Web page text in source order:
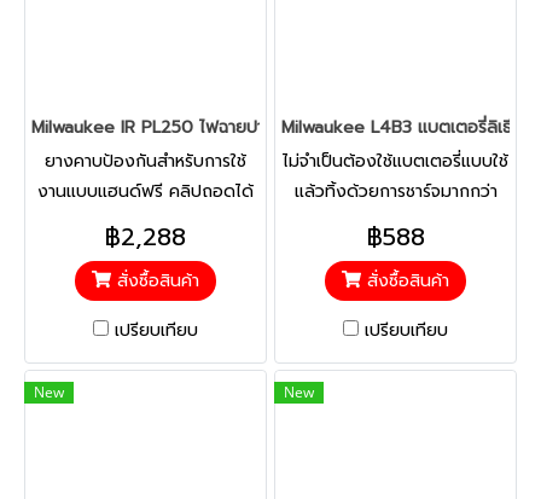
Milwaukee IR PL250 ไฟฉายปากกา แบบชาร์จไฟได้ 250 ลูเมน
ยางคาบป้องกันสำหรับการใช้
งานแบบแฮนด์ฟรี คลิปถอดได้
เพื่อการยึดติดที่เหมาะสมที่สุด
฿2,288
สั่งซื้อสินค้า
เปรียบเทียบ
Milwaukee L4B3 แบตเตอรี่ลิเธีย
ไม่จำเป็นต้องใช้แบตเตอรี่แบบใช้
แล้วทิ้งด้วยการชาร์จมากกว่า
1,000 ครั้งเพื่ออายุการใช้งานที่
ยาวนานขึ้น
฿588
สั่งซื้อสินค้า
เปรียบเทียบ
New New